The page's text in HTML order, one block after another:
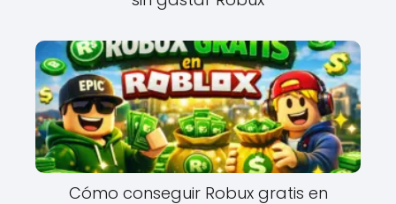
Cómo conseguir Robux gratis en